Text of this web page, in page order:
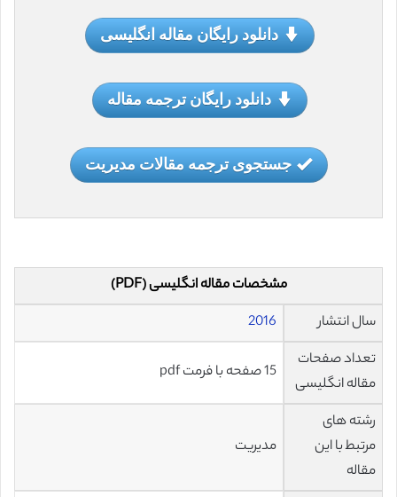
دانلود رایگان مقاله انگلیسی
دانلود رایگان ترجمه مقاله
جستجوی ترجمه مقالات مدیریت
مشخصات مقاله انگلیسی (PDF)
سال انتشار
2016
تعداد صفحات
مقاله انگلیسی
15 صفحه با فرمت pdf
رشته های
مرتبط با این
مقاله
مدیریت